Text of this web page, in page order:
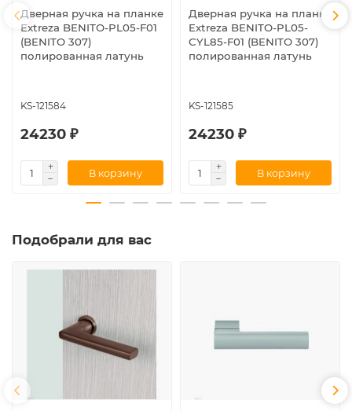
Дверная ручка на планке
Extreza BENITO-PL05-F01
(BENITO 307)
полированная латунь
KS-121584
24230 ₽
В корзину
Дверная ручка на планке
Extreza BENITO-PL05-
CYL85-F01 (BENITO 307)
полированная латунь
KS-121585
24230 ₽
В корзину
Подобрали для вас